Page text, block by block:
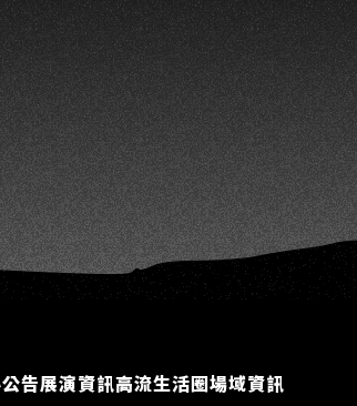
告展演資訊高流生活圈場域資訊